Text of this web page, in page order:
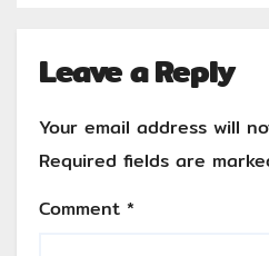
Leave a Reply
Your email address will
Required fields are
Comment *